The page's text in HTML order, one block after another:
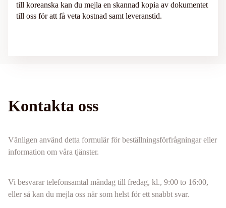
till koreanska kan du mejla en skannad kopia av dokumentet
till oss för att få veta kostnad samt leveranstid.
Kontakta oss
Vänligen använd detta formulär för beställningsförfrågningar eller
information om våra tjänster.
Vi besvarar telefonsamtal måndag till fredag, kl., 9:00 to 16:00,
eller så kan du mejla oss när som helst för ett snabbt svar.